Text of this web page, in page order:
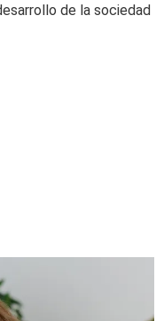
de la sociedad